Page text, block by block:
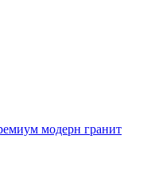
модерн гранит